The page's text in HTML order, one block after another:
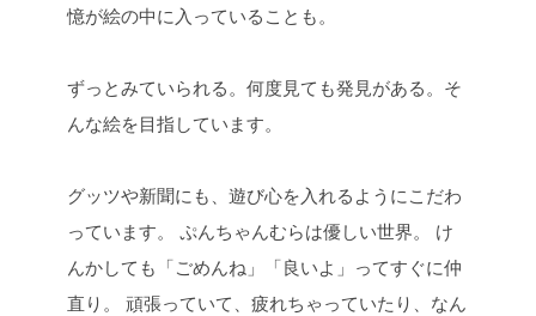
憶が絵の中に入っていることも。
ずっとみていられる。何度見ても発見がある。そ
んな絵を目指しています。
グッツや新聞にも、遊び心を入れるようにこだわ
っています。 ぷんちゃんむらは優しい世界。 け
んかしても「ごめんね」「良いよ」ってすぐに仲
直り。 頑張っていて、疲れちゃっていたり、なん